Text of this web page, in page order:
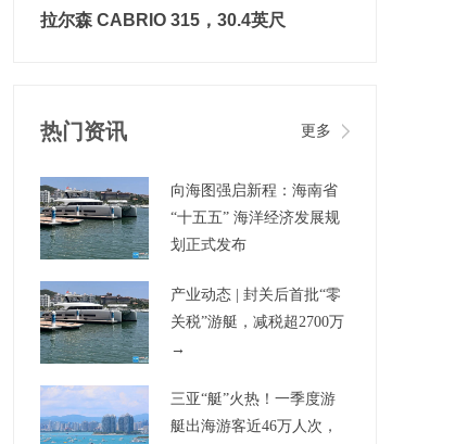
拉尔森 CABRIO 315，30.4英尺
热门资讯 更多
向海图强启新程：海南省
“十五五” 海洋经济发展规
划正式发布
产业动态 | 封关后首批“零
关税”游艇，减税超2700万
→
三亚“艇”火热！一季度游
艇出海游客近46万人次，